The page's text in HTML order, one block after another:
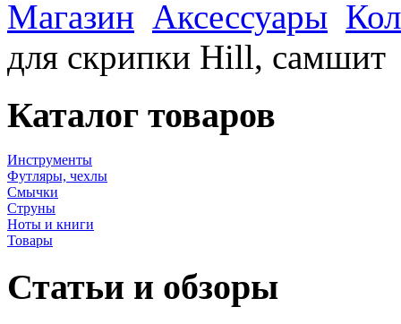
Магазин Аксессуары
для скрипки Hill, самшит
Каталог товаров
Инструменты
Футляры, чехлы
Смычки
Струны
Ноты и книги
Товары
Статьи и обзоры